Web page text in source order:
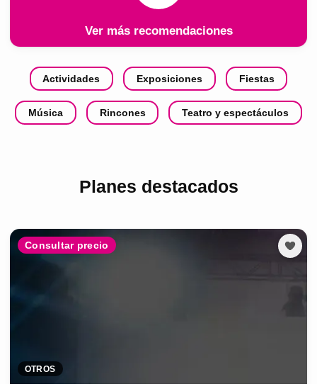
Ver más recomendaciones
Actividades Exposiciones Fiestas
Música Rincones Teatro y espectáculos
Planes destacados
Consultar precio
OTROS